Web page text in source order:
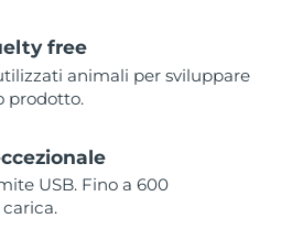
free
animali per sviluppare
prodotto.
USB. Fino a 600